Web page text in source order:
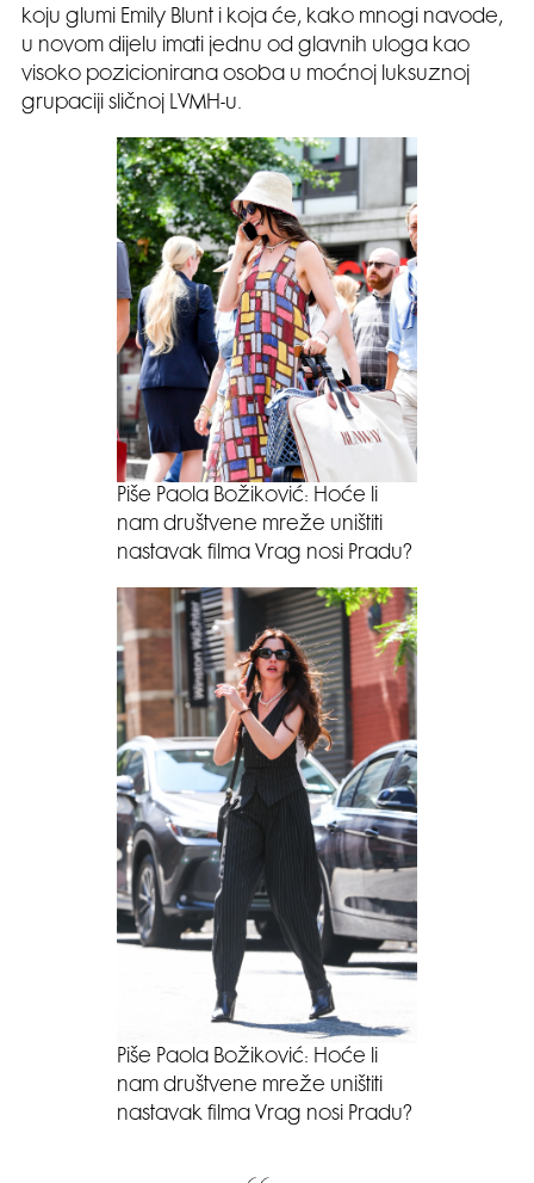
koju glumi Emily Blunt i koja će, kako mnogi navode,
u novom dijelu imati jednu od glavnih uloga kao
visoko pozicionirana osoba u moćnoj luksuznoj
grupaciji sličnoj LVMH-u.
Piše Paola Božiković: Hoće li
nam društvene mreže uništiti
nastavak filma Vrag nosi Pradu?
Piše Paola Božiković: Hoće li
nam društvene mreže uništiti
nastavak filma Vrag nosi Pradu?